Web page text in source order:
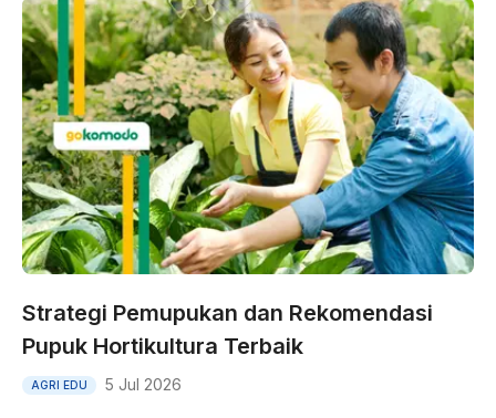
Strategi Pemupukan dan Rekomendasi
Pupuk Hortikultura Terbaik
AGRI EDU 5 Jul 2026